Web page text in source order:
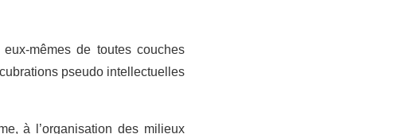
mêmes de toutes couches
pseudo intellectuelles
à l’organisation des milieux